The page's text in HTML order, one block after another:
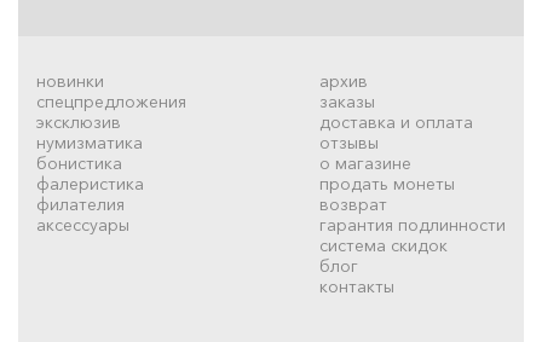
новинки
спецпредложения
эксклюзив
нумизматика
бонистика
фалеристика
филателия
аксессуары
архив
заказы
доставка и оплата
отзывы
о магазине
продать монеты
возврат
гарантия подлинности
система скидок
блог
контакты